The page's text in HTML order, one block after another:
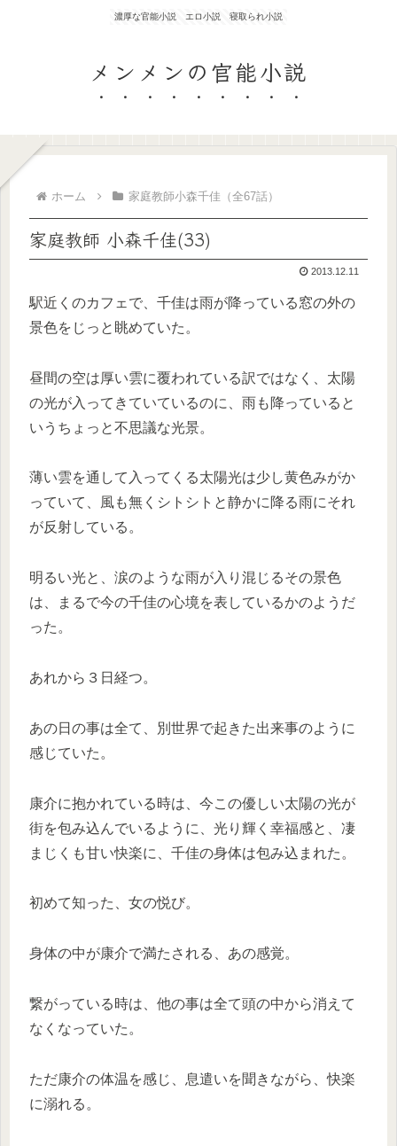
濃厚な官能小説 エロ小説 寝取られ小説
メンメンの官能小説
ホーム 家庭教師小森千佳（全67話）
家庭教師 小森千佳(33)
2013.12.11
駅近くのカフェで、千佳は雨が降っている窓の外の
景色をじっと眺めていた。
昼間の空は厚い雲に覆われている訳ではなく、太陽
の光が入ってきていているのに、雨も降っていると
いうちょっと不思議な光景。
薄い雲を通して入ってくる太陽光は少し黄色みがか
っていて、風も無くシトシトと静かに降る雨にそれ
が反射している。
明るい光と、涙のような雨が入り混じるその景色
は、まるで今の千佳の心境を表しているかのようだ
った。
あれから３日経つ。
あの日の事は全て、別世界で起きた出来事のように
感じていた。
康介に抱かれている時は、今この優しい太陽の光が
街を包み込んでいるように、光り輝く幸福感と、凄
まじくも甘い快楽に、千佳の身体は包み込まれた。
初めて知った、女の悦び。
身体の中が康介で満たされる、あの感覚。
繋がっている時は、他の事は全て頭の中から消えて
なくなっていた。
ただ康介の体温を感じ、息遣いを聞きながら、快楽
に溺れる。